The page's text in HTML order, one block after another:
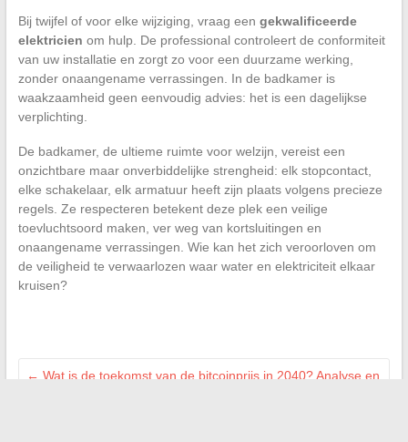
Bij twijfel of voor elke wijziging, vraag een gekwalificeerde
elektricien om hulp. De professional controleert de conformiteit
van uw installatie en zorgt zo voor een duurzame werking,
zonder onaangename verrassingen. In de badkamer is
waakzaamheid geen eenvoudig advies: het is een dagelijkse
verplichting.
De badkamer, de ultieme ruimte voor welzijn, vereist een
onzichtbare maar onverbiddelijke strengheid: elk stopcontact,
elke schakelaar, elk armatuur heeft zijn plaats volgens precieze
regels. Ze respecteren betekent deze plek een veilige
toevluchtsoord maken, ver weg van kortsluitingen en
onaangename verrassingen. Wie kan het zich veroorloven om
de veiligheid te verwaarlozen waar water en elektriciteit elkaar
kruisen?
← Wat is de toekomst van de bitcoinprijs in 2040? Analyse en